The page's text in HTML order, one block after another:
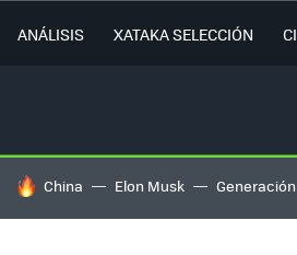
ANÁLISIS XATAKA SELECCIÓN
HOY SE HABLA DE
China Elon Musk Generación